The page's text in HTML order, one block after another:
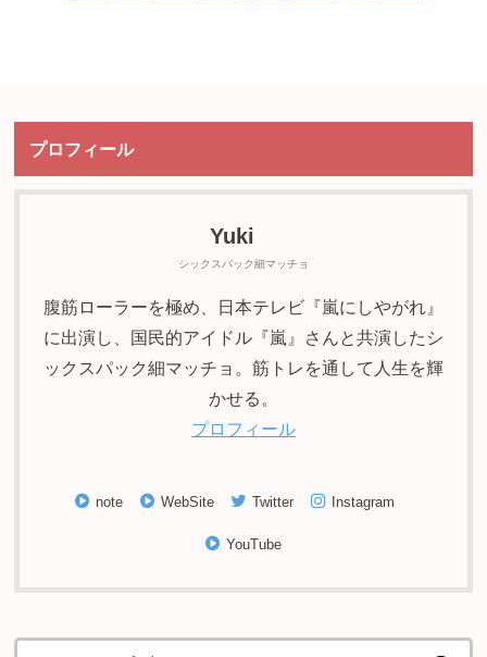
プロフィール
Yuki
シックスパック細マッチョ
腹筋ローラーを極め、日本テレビ『嵐にしやがれ』
に出演し、国民的アイドル『嵐』さんと共演したシ
ックスパック細マッチョ。筋トレを通して人生を輝
かせる。
プロフィール
note WebSite Twitter Instagram
YouTube